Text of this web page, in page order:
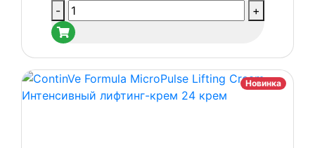
Количество
товара
ContinVe
Grab-
and-
Go
- +
Новинка